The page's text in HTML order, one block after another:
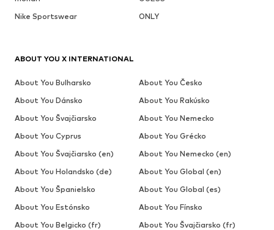
Nike Sportswear
ONLY
ABOUT YOU X INTERNATIONAL
About You Bulharsko
About You Česko
About You Dánsko
About You Rakúsko
About You Švajčiarsko
About You Nemecko
About You Cyprus
About You Grécko
About You Švajčiarsko (en)
About You Nemecko (en)
About You Holandsko (de)
About You Global (en)
About You Španielsko
About You Global (es)
About You Estónsko
About You Fínsko
About You Belgicko (fr)
About You Švajčiarsko (fr)